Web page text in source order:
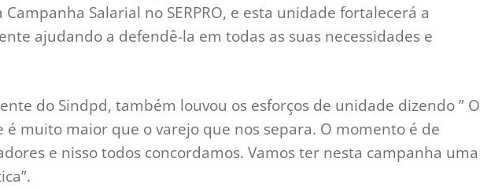
Salarial no SERPRO, e esta unidade fortalecerá a
ajudando a defendê-la em todas as suas necessidades e
do Sindpd, também louvou os esforços de unidade dizendo ” O
é muito maior que o varejo que nos separa. O momento é de
e nisso todos concordamos. Vamos ter nesta campanha uma